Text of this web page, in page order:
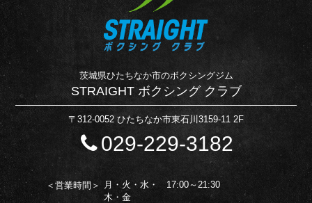
茨城県ひたちなか市のボクシングジム
STRAIGHT ボクシング クラブ
〒312-0052 ひたちなか市東石川3159-11 2F
029-229-3182
＜営業時間＞
月・火・水・
木・金
17:00～21:30